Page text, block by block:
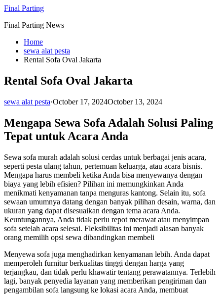
Skip
content
Final Parting
Final Parting News
Home
sewa alat pesta
Rental Sofa Oval Jakarta
Rental Sofa Oval Jakarta
sewa alat pesta·October 17, 2024October 13, 2024
Mengapa Sewa Sofa Adalah Solusi Paling
Tepat untuk Acara Anda
Sewa sofa murah adalah solusi cerdas untuk berbagai jenis acara,
seperti pesta ulang tahun, pertemuan keluarga, atau acara bisnis.
Mengapa harus membeli ketika Anda bisa menyewanya dengan
biaya yang lebih efisien? Pilihan ini memungkinkan Anda
menikmati kenyamanan tanpa menguras kantong. Selain itu, sofa
sewaan umumnya datang dengan banyak pilihan desain, warna, dan
ukuran yang dapat disesuaikan dengan tema acara Anda.
Keuntungannya, Anda tidak perlu repot merawat atau menyimpan
sofa setelah acara selesai. Fleksibilitas ini menjadi alasan banyak
orang memilih opsi sewa dibandingkan membeli
Menyewa sofa juga menghadirkan kenyamanan lebih. Anda dapat
memperoleh furnitur berkualitas tinggi dengan harga yang
terjangkau, dan tidak perlu khawatir tentang perawatannya. Terlebih
lagi, banyak penyedia layanan yang memberikan pengiriman dan
pengambilan sofa langsung ke lokasi acara Anda, membuat